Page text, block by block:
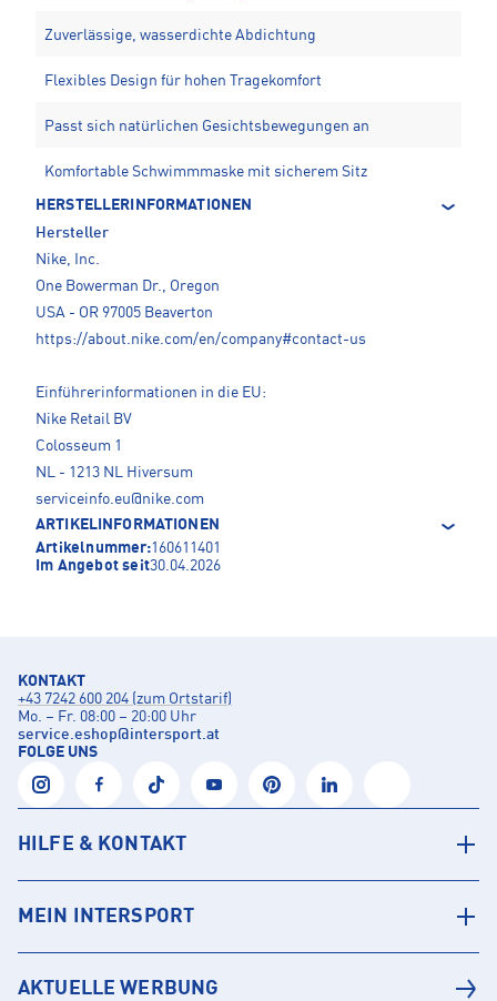
Zuverlässige, wasserdichte Abdichtung
Flexibles Design für hohen Tragekomfort
Passt sich natürlichen Gesichtsbewegungen an
Komfortable Schwimmmaske mit sicherem Sitz
HERSTELLERINFORMATIONEN
Hersteller
Nike, Inc.
One Bowerman Dr., Oregon
USA - OR 97005 Beaverton
https://about.nike.com/en/company#contact-us
Einführerinformationen in die EU:
Nike Retail BV
Colosseum 1
NL - 1213 NL Hiversum
serviceinfo.eu@nike.com
ARTIKELINFORMATIONEN
Artikelnummer:160611401
Im Angebot seit30.04.2026
KONTAKT
+43 7242 600 204 (zum Ortstarif)
Mo. – Fr. 08:00 – 20:00 Uhr
service.eshop@intersport.at
FOLGE UNS
HILFE & KONTAKT
MEIN INTERSPORT
AKTUELLE WERBUNG